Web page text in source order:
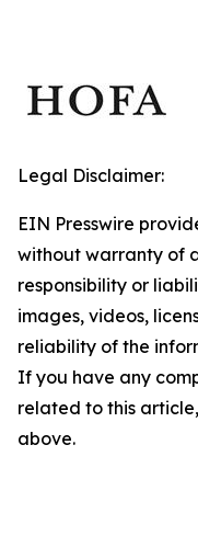
Legal Disclaimer:
EIN Presswire
without warranty of
responsibility or
images, videos,
reliability of the
If you have any
related to this
above.